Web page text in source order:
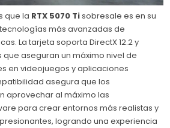
que la RTX 5070 Tisobresale es en su
más avanzadas de
La tarjeta soporta DirectX 12.2 y
que aseguran un máximo nivel de
en videojuegos y aplicaciones
asegura que los
aprovechar al máximo las
para crear entornos más realistas y
logrando una experiencia